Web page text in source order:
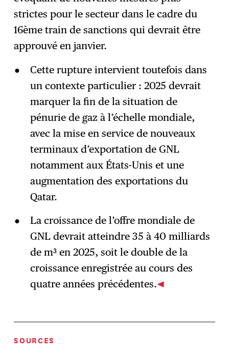
strictes pour le secteur dans le cadre du
16ème train de sanctions qui devrait être
approuvé en janvier.
Cette rupture intervient toutefois dans
un contexte particulier : 2025 devrait
marquer la fin de la situation de
pénurie de gaz à l’échelle mondiale,
avec la mise en service de nouveaux
terminaux d’exportation de GNL
notamment aux États-Unis et une
augmentation des exportations du
Qatar.
La croissance de l’offre mondiale de
GNL devrait atteindre 35 à 40 milliards
de m³ en 2025, soit le double de la
croissance enregistrée au cours des
quatre années précédentes.
SOURCES